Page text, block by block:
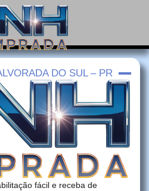
DO SUL – PR
fácil e receba de